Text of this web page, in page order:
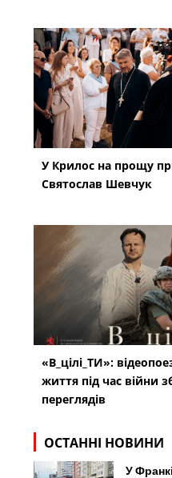
У Крилос на прощу
Святослав Шевчук
«В_цілі_ТИ»:
життя під час війни
переглядів
ОСТАННІ НОВИНИ
У